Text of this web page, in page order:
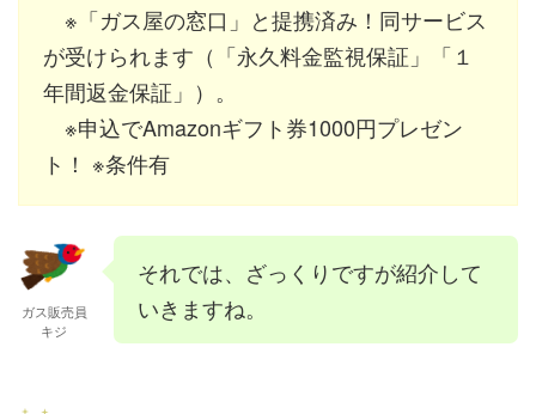
※「ガス屋の窓口」と提携済み！同サービス
が受けられます（「永久料金監視保証」「１
年間返金保証」）。
※申込でAmazonギフト券1000円プレゼン
ト！ ※条件有
ガス販売員
キジ
それでは、ざっくりですが紹介して
いきますね。